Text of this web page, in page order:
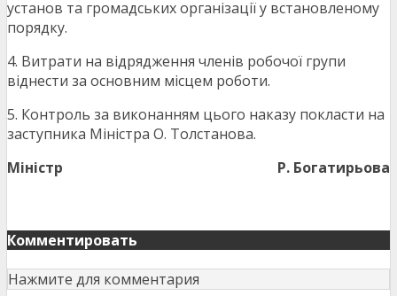
установ та громадських організації у встановленому
порядку.
4. Витрати на відрядження членів робочої групи
віднести за основним місцем роботи.
5. Контроль за виконанням цього наказу покласти на
заступника Міністра О. Толстанова.
Міністр
Р. Богатирьова
Комментировать
Нажмите для комментария